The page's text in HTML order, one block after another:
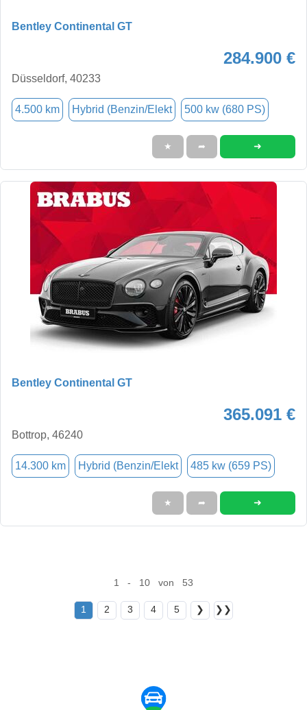
Bentley Continental GT
284.900 €
Düsseldorf, 40233
4.500 km Hybrid (Benzin/Elekt 500 kw (680 PS)
★ ➦ ➜
Bentley Continental GT
365.091 €
Bottrop, 46240
14.300 km Hybrid (Benzin/Elekt 485 kw (659 PS)
★ ➦ ➜
1 - 10 von 53
1 2 3 4 5 ❯ ❯❯